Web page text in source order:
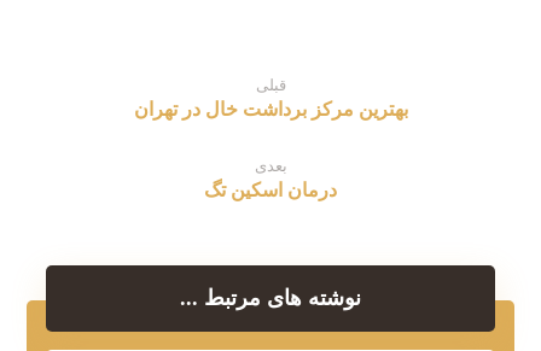
قبلی
بهترین مرکز برداشت خال در تهران
بعدی
درمان اسکین تگ
نوشته های مرتبط ...